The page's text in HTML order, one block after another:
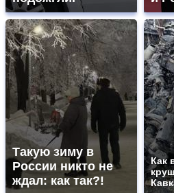
Такую зиму в
России никто не
ждал: как так?!
Как